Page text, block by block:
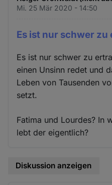
Mi. 25 Mär 2020 - 14:50
Es ist nur schwer zu
Es ist nur schwer zu
einen Unsinn redet und
Leben von Tausenden
setzt.
Fatima und Lourdes? In
lebt der eigentlich?
Diskussion anzeigen